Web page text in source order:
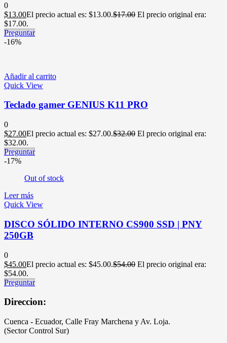
0
$13.00El precio actual es: $13.00.$17.00 El precio original era:
$17.00.
Preguntar
-16%
Añadir al carrito
Quick View
Teclado gamer GENIUS K11 PRO
0
$27.00El precio actual es: $27.00.$32.00 El precio original era:
$32.00.
Preguntar
-17%
Out of stock
Leer más
Quick View
DISCO SÓLIDO INTERNO CS900 SSD | PNY
250GB
0
$45.00El precio actual es: $45.00.$54.00 El precio original era:
$54.00.
Preguntar
Direccion:
Cuenca - Ecuador, Calle Fray Marchena y Av. Loja.
(Sector Control Sur)